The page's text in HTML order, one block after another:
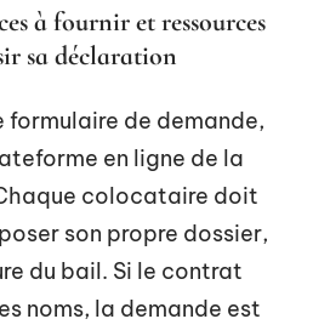
à fournir et ressources
sa déclaration
formulaire de demande,
en ligne de la
colocataire doit
son propre dossier,
du bail. Si le contrat
noms, la demande est